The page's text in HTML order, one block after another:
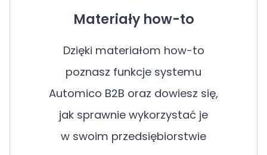
Materiały how-to
Dzięki materiałom how-to
poznasz funkcje systemu
Automico B2B oraz dowiesz się,
jak sprawnie wykorzystać je
w swoim przedsiębiorstwie